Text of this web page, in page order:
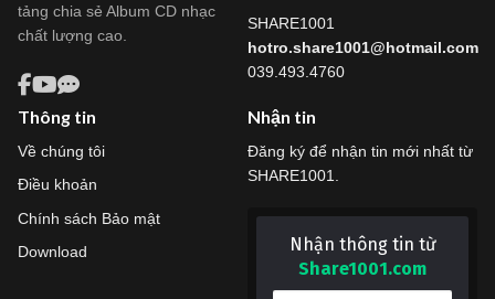
tảng chia sẻ Album CD nhạc
chất lượng cao.
SHARE1001
hotro.share1001@hotmail.com
039.493.4760
Thông tin
Về chúng tôi
Điều khoản
Chính sách Bảo mật
Download
Nhận tin
Đăng ký để nhận tin mới nhất từ
SHARE1001.
Nhận thông tin từ
Share1001.com